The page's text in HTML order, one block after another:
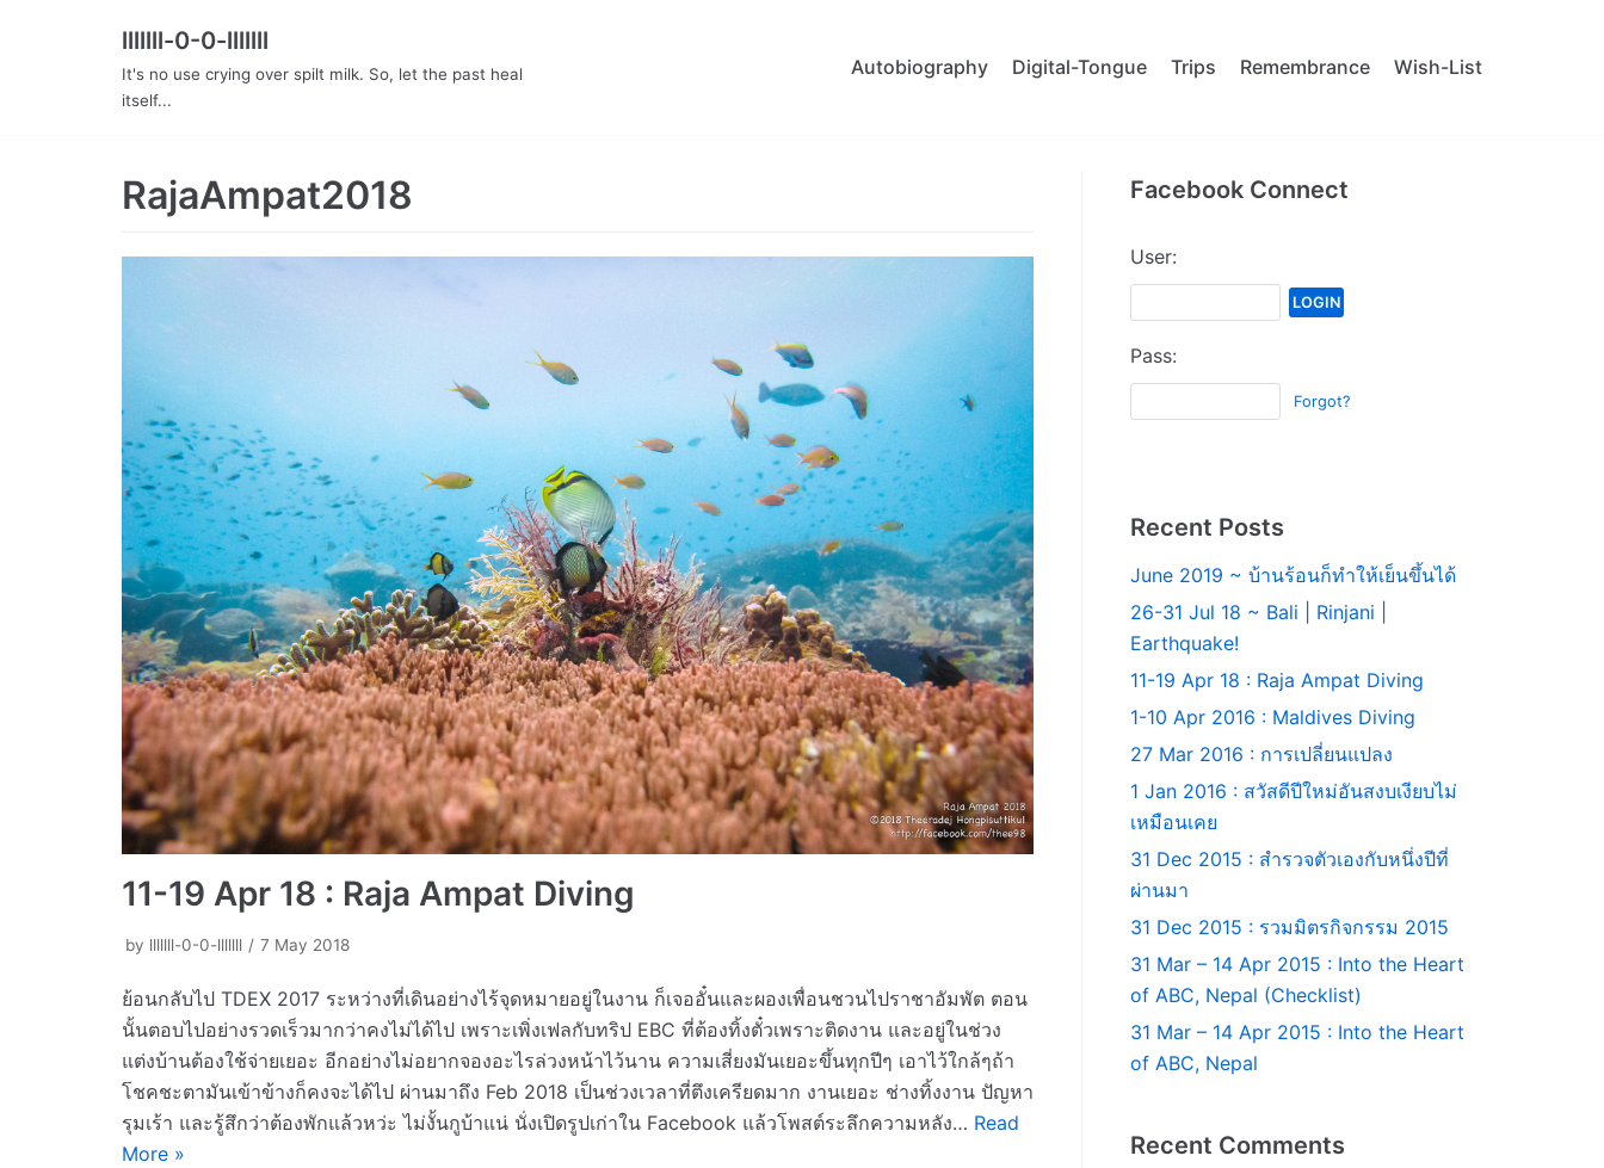
lllllll-0-0-lllllll
It's no use crying over spilt milk. So, let the past heal
itself...
Autobiography Digital-Tongue Trips Remembrance Wish-List
RajaAmpat2018
11-19 Apr 18 : Raja Ampat Diving
by lllllll-0-0-lllllll 7 May 2018
ย้อนกลับไป TDEX 2017 ระหว่างที่เดินอย่างไร้จุดหมายอยู่ในงาน ก็เจออั๋นและผองเพื่อนชวนไปราชาอัมพัต ตอน
นั้นตอบไปอย่างรวดเร็วมากว่าคงไม่ได้ไป เพราะเพิ่งเฟลกับทริป EBC ที่ต้องทิ้งตั๋วเพราะติดงาน และอยู่ในช่วง
แต่งบ้านต้องใช้จ่ายเยอะ อีกอย่างไม่อยากจองอะไรล่วงหน้าไว้นาน ความเสี่ยงมันเยอะขึ้นทุกปีๆ เอาไว้ใกล้ๆถ้า
โชคชะตามันเข้าข้างก็คงจะได้ไป ผ่านมาถึง Feb 2018 เป็นช่วงเวลาที่ตึงเครียดมาก งานเยอะ ช่างทิ้งงาน ปัญหา
รุมเร้า และรู้สึกว่าต้องพักแล้วหว่ะ ไม่งั้นกูบ้าแน่ นั่งเปิดรูปเก่าใน Facebook แล้วโพสต์ระลึกความหลัง… Read
More »
Facebook Connect
User:
Pass:
Forgot?
Recent Posts
June 2019 ~ บ้านร้อนก็ทำให้เย็นขึ้นได้
26-31 Jul 18 ~ Bali | Rinjani |
Earthquake!
11-19 Apr 18 : Raja Ampat Diving
1-10 Apr 2016 : Maldives Diving
27 Mar 2016 : การเปลี่ยนแปลง
1 Jan 2016 : สวัสดีปีใหม่อันสงบเงียบไม่
เหมือนเคย
31 Dec 2015 : สำรวจตัวเองกับหนึ่งปีที่
ผ่านมา
31 Dec 2015 : รวมมิตรกิจกรรม 2015
31 Mar – 14 Apr 2015 : Into the Heart
of ABC, Nepal (Checklist)
31 Mar – 14 Apr 2015 : Into the Heart
of ABC, Nepal
Recent Comments